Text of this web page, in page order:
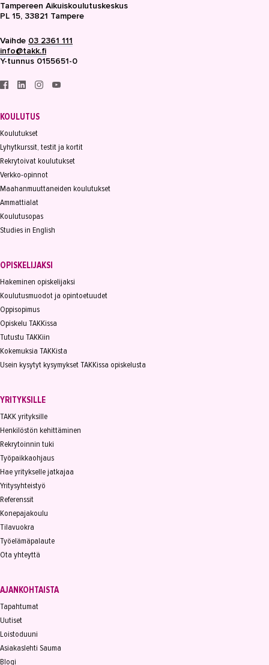
Tampereen Aikuiskoulutuskeskus
PL 15, 33821 Tampere
Vaihde 03 2361 111
info@takk.fi
Y-tunnus 0155651-0
KOULUTUS
Koulutukset
Lyhytkurssit, testit ja kortit
Rekrytoivat koulutukset
Verkko-opinnot
Maahanmuuttaneiden koulutukset
Ammattialat
Koulutusopas
Studies in English
OPISKELIJAKSI
Hakeminen opiskelijaksi
Koulutusmuodot ja opintoetuudet
Oppisopimus
Opiskelu TAKKissa
Tutustu TAKKiin
Kokemuksia TAKKista
Usein kysytyt kysymykset TAKKissa opiskelusta
YRITYKSILLE
TAKK yrityksille
Henkilöstön kehittäminen
Rekrytoinnin tuki
Työpaikkaohjaus
Hae yritykselle jatkajaa
Yritysyhteistyö
Referenssit
Konepajakoulu
Tilavuokra
Työelämäpalaute
Ota yhteyttä
AJANKOHTAISTA
Tapahtumat
Uutiset
Loistoduuni
Asiakaslehti Sauma
Blogi